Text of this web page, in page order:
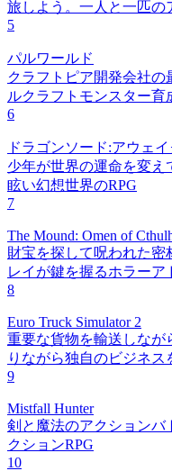
旅しよう。一人と一匹の
5
パルワールド
クラフトピア開発会社
ルクラフトモンスター育
6
ドラゴンソード:アウェ
少年が世界の運命を変え
眩い幻想世界のRPG
7
The Mound: Omen of
財宝を探して呪われた
レイが鍵を握るホラーア
8
Euro Truck Simulator 2
重要な貨物を輸送しなが
りながら独自のビジネス
9
Mistfall Hunter
剣と魔法のアクションバ
クションRPG
10